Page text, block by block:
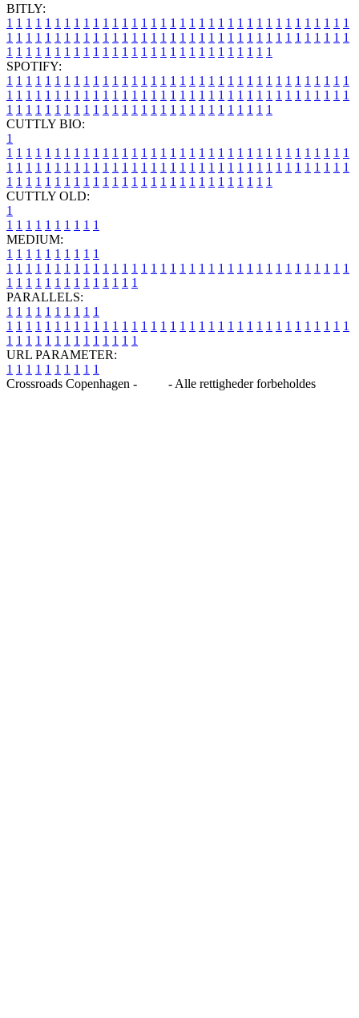
BITLY:
1 1 1 1 1 1 1 1 1 1 1 1 1 1 1 1 1 1 1 1 1 1 1 1 1 1 1 1 1 1 1 1 1 1 1 1
1 1 1 1 1 1 1 1 1 1 1 1 1 1 1 1 1 1 1 1 1 1 1 1 1 1 1 1 1 1 1 1 1 1 1 1
1 1 1 1 1 1 1 1 1 1 1 1 1 1 1 1 1 1 1 1 1 1 1 1 1 1 1 1
SPOTIFY:
1 1 1 1 1 1 1 1 1 1 1 1 1 1 1 1 1 1 1 1 1 1 1 1 1 1 1 1 1 1 1 1 1 1 1 1
1 1 1 1 1 1 1 1 1 1 1 1 1 1 1 1 1 1 1 1 1 1 1 1 1 1 1 1 1 1 1 1 1 1 1 1
1 1 1 1 1 1 1 1 1 1 1 1 1 1 1 1 1 1 1 1 1 1 1 1 1 1 1 1
CUTTLY BIO:
1
1 1 1 1 1 1 1 1 1 1 1 1 1 1 1 1 1 1 1 1 1 1 1 1 1 1 1 1 1 1 1 1 1 1 1 1
1 1 1 1 1 1 1 1 1 1 1 1 1 1 1 1 1 1 1 1 1 1 1 1 1 1 1 1 1 1 1 1 1 1 1 1
1 1 1 1 1 1 1 1 1 1 1 1 1 1 1 1 1 1 1 1 1 1 1 1 1 1 1 1
CUTTLY OLD:
1
1 1 1 1 1 1 1 1 1 1
MEDIUM:
1 1 1 1 1 1 1 1 1 1
1 1 1 1 1 1 1 1 1 1 1 1 1 1 1 1 1 1 1 1 1 1 1 1 1 1 1 1 1 1 1 1 1 1 1 1
1 1 1 1 1 1 1 1 1 1 1 1 1 1
PARALLELS:
1 1 1 1 1 1 1 1 1 1
1 1 1 1 1 1 1 1 1 1 1 1 1 1 1 1 1 1 1 1 1 1 1 1 1 1 1 1 1 1 1 1 1 1 1 1
1 1 1 1 1 1 1 1 1 1 1 1 1 1
URL PARAMETER:
1 1 1 1 1 1 1 1 1 1
Crossroads Copenhagen -
- Alle rettigheder forbeholdes